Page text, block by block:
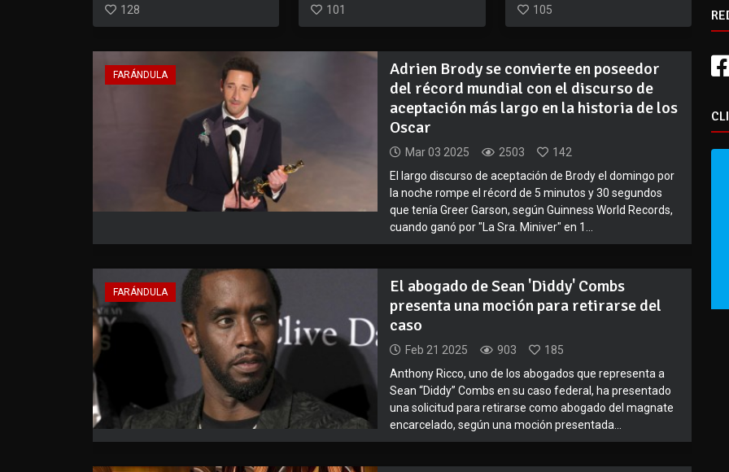
128
101
105
FARÁNDULA
Adrien Brody se convierte en poseedor
del récord mundial con el discurso de
aceptación más largo en la historia de los
Oscar
Mar 03 2025 2503
142
El largo discurso de aceptación de Brody el domingo por
la noche rompe el récord de 5 minutos y 30 segundos
que tenía Greer Garson, según Guinness World Records,
cuando ganó por "La Sra. Miniver" en 1...
FARÁNDULA
El abogado de Sean 'Diddy' Combs
presenta una moción para retirarse del
caso
Feb 21 2025 903
185
Anthony Ricco, uno de los abogados que representa a
Sean “Diddy” Combs en su caso federal, ha presentado
una solicitud para retirarse como abogado del magnate
encarcelado, según una moción presentada...